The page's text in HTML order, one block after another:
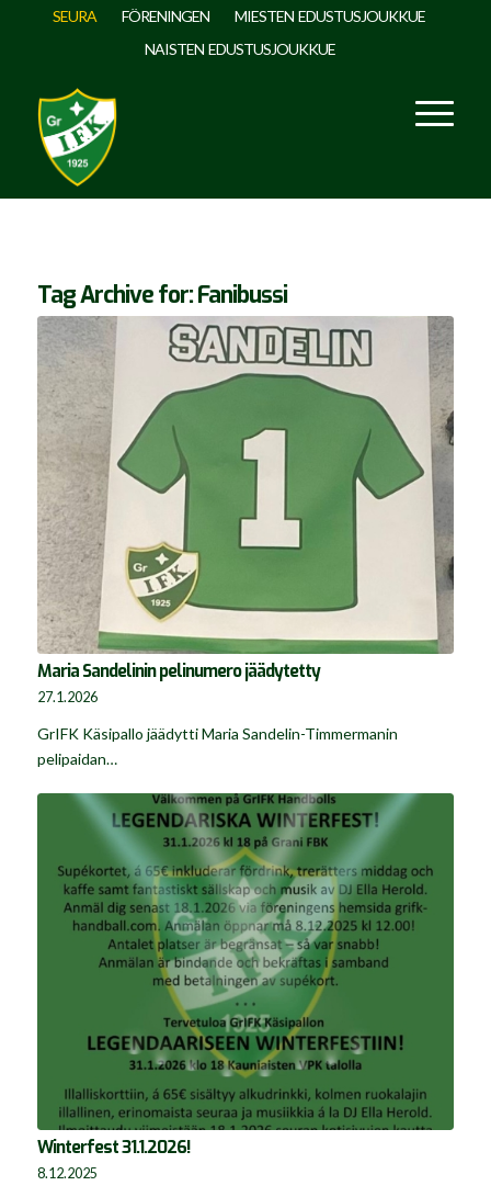
SEURA FÖRENINGEN
MIESTEN EDUSTUSJOUKKUE
NAISTEN EDUSTUSJOUKKUE
Tag Archive for:Fanibussi
Maria Sandelinin pelinumero jäädytetty
27.1.2026
GrIFK Käsipallo jäädytti Maria Sandelin-Timmermanin
pelipaidan…
Winterfest 31.1.2026!
8.12.2025